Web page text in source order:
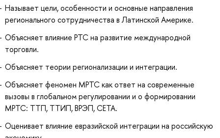
Называет цели, особенности и основные направления
регионального сотрудничества в Латинской Америке.
Объясняет влияние РТС на развитие международной
торговли.
Объясняет теории регионализации и интеграции.
Объясняет феномен МРТС как ответ на современные
вызовы в глобальном регулировании и о формировании
МРТС: ТТП, ТТИП, ВРЭП, СЕТА.
Оценивает влияние евразийской интеграции на российскую